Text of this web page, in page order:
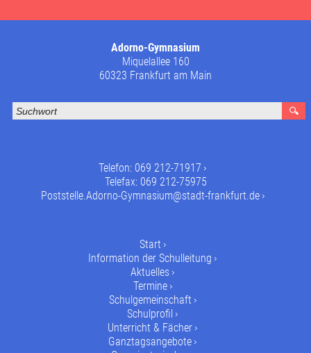
Adorno-Gymnasium
Miquelallee 160
60323 Frankfurt am Main
Telefon: 069 212-71917
Telefax: 069 212-75975
Poststelle.Adorno-Gymnasium@stadt-frankfurt.de
Start
Information der Schulleitung
Aktuelles
Termine
Schulgemeinschaft
Schulprofil
Unterricht & Fächer
Ganztagsangebote